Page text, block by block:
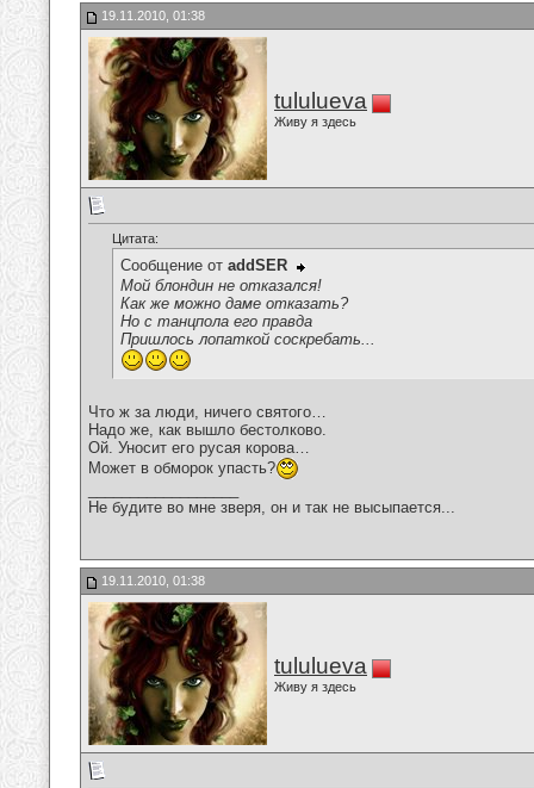
19.11.2010, 01:38
tululueva
Живу я здесь
Цитата:
Сообщение от addSER
Мой блондин не отказался!
Как же можно даме отказать?
Но с танцпола его правда
Пришлось лопаткой соскребать...
Что ж за люди, ничего святого…
Надо же, как вышло бестолково.
Ой. Уносит его русая корова…
Может в обморок упасть?
Не будите во мне зверя, он и так не высыпается...
19.11.2010, 01:38
tululueva
Живу я здесь